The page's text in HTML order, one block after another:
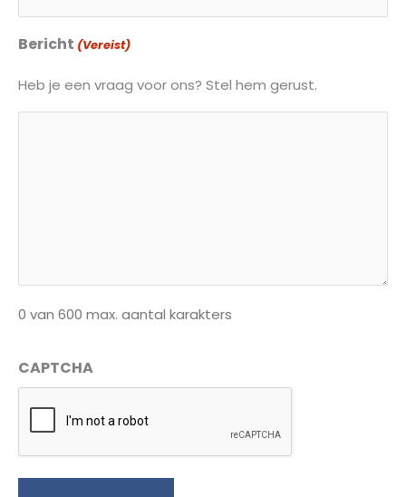
Bericht (Vereist)
Heb je een vraag voor ons? Stel hem gerust.
0 van 600 max. aantal karakters
CAPTCHA